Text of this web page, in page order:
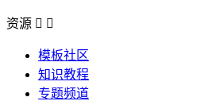
资源  
模板社区
知识教程
专题频道